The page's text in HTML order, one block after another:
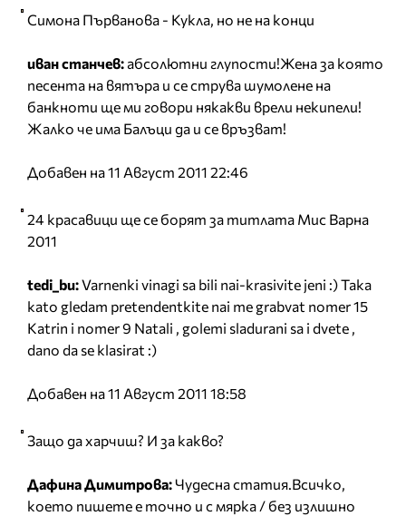
Симона Първанова - Кукла, но не на конци
иван станчев: абсолютни глупости!Жена за която
песента на вятъра и се струва шумолене на
банкноти ще ми говори някакви врели некипели!
Жалко че има Балъци да и се връзват!
Добавен на 11 Август 2011 22:46
24 красавици ще се борят за титлата Мис Варна
2011
tedi_bu:Varnenki vinagi sa bili nai-krasivite jeni :) Taka
kato gledam pretendentkite nai me grabvat nomer 15
Katrin i nomer 9 Natali , golemi sladurani sa i dvete ,
dano da se klasirat :)
Добавен на 11 Август 2011 18:58
Защо да харчиш? И за какво?
Дафина Димитрова:Чудесна статия.Всичко,
което пишете е точно и с мярка / без излишно